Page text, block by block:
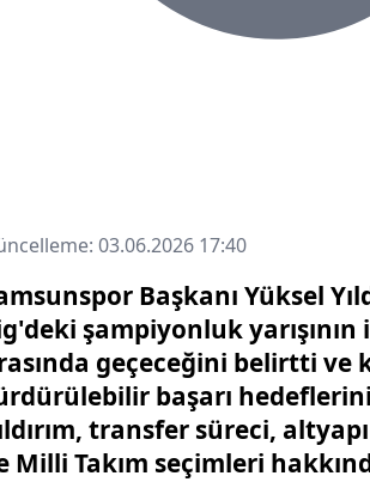
03.06.2026 17:40
Başkanı Yüksel
şampiyonluk yarışının
geçeceğini belirtti ve
başarı hedeflerini
transfer süreci,
Milli Takım seçimleri